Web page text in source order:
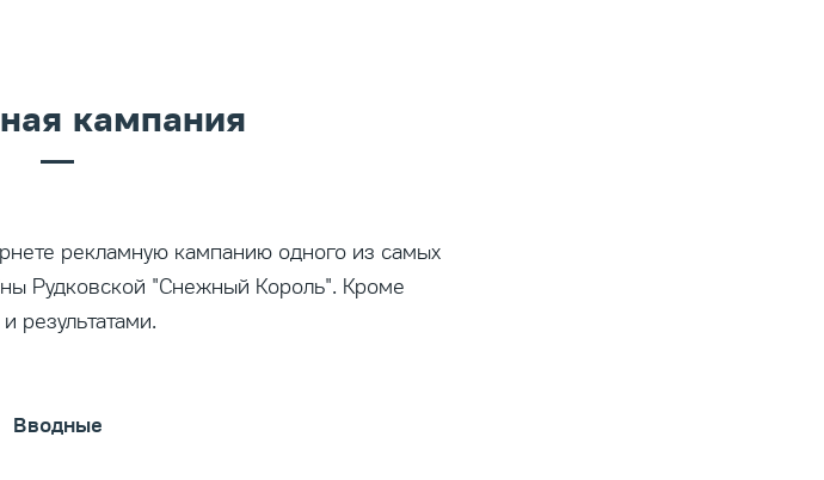
кампания
рекламную кампанию одного из самых
Рудковской "Снежный Король". Кроме
результатами.
Вводные